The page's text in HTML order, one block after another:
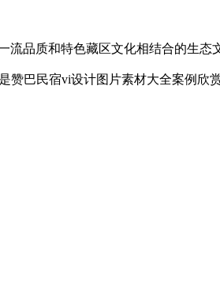
品质和特色藏区文化相结合的生
赞巴民宿vi设计图片素材大全案例